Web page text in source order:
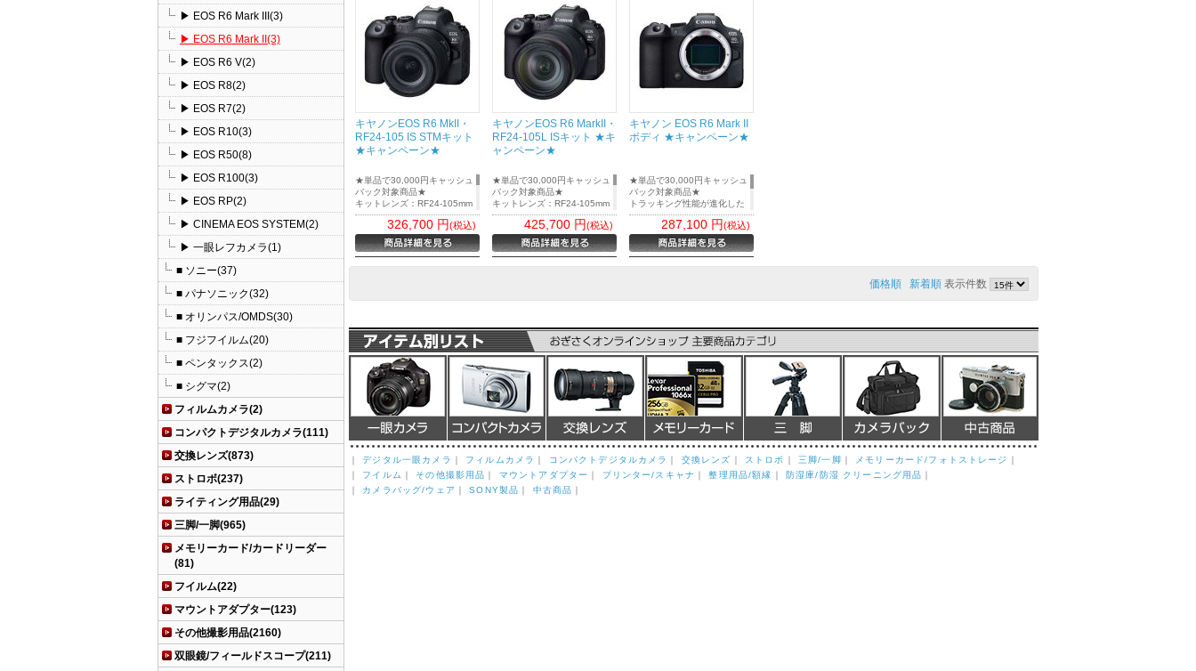
▶ EOS R6 Mark III(3)
▶ EOS R6 Mark II(3)
▶ EOS R6 V(2)
▶ EOS R8(2)
▶ EOS R7(2)
▶ EOS R10(3)
▶ EOS R50(8)
▶ EOS R100(3)
▶ EOS RP(2)
▶ CINEMA EOS SYSTEM(2)
▶ 一眼レフカメラ(1)
■ ソニー(37)
■ パナソニック(32)
■ オリンパス/OMDS(30)
■ フジフイルム(20)
■ ペンタックス(2)
■ シグマ(2)
フィルムカメラ(2)
コンパクトデジタルカメラ(111)
交換レンズ(873)
ストロボ(237)
ライティング用品(29)
三脚/一脚(965)
メモリーカード/カードリーダー
(81)
フイルム(22)
マウントアダプター(123)
その他撮影用品(2160)
双眼鏡/フィールドスコープ(211)
キヤノンEOS R6 MkII・
RF24-105 IS STMキット
★キャンペーン★
★単品で30,000円キャッシュ
バック対象商品★
キットレンズ：RF24-105mm
F4-7.1 IS STM
トラッキング性能が進化した
AFや高速連写、多彩な動画表
現により静止画・動画の撮影
326,700 円(税込)
キヤノンEOS R6 MarkII・
RF24-105L ISキット ★キ
ャンペーン★
★単品で30,000円キャッシュ
バック対象商品★
キットレンズ：RF24-105mm
F4 L IS USM
トラッキング性能が進化した
AFや高速連写、多彩な動画表
現により静止画・動画の撮影
425,700 円(税込)
キヤノン EOS R6 Mark II
ボディ ★キャンペーン★
★単品で30,000円キャッシュ
バック対象商品★
トラッキング性能が進化した
AFや高速連写、多彩な動画表
現により静止画・動画の撮影
性能を追求したフルサイズミ
ラーレスカメラ
287,100 円(税込)
価格順 新着順 表示件数
｜デジタル一眼カメラ ｜ フィルムカメラ ｜ コンパクトデジタルカメラ ｜ 交換レンズ ｜ ストロボ ｜ 三脚/一脚 ｜ メモリーカード/フォトストレージ
｜
｜ フイルム ｜ その他撮影用品 ｜ マウントアダプター ｜ プリンター/スキャナ ｜整理用品/額縁 ｜ 防湿庫/防湿 クリーニング用品 ｜
｜ カメラバッグ/ウェア ｜SONY製品 ｜ 中古商品 ｜